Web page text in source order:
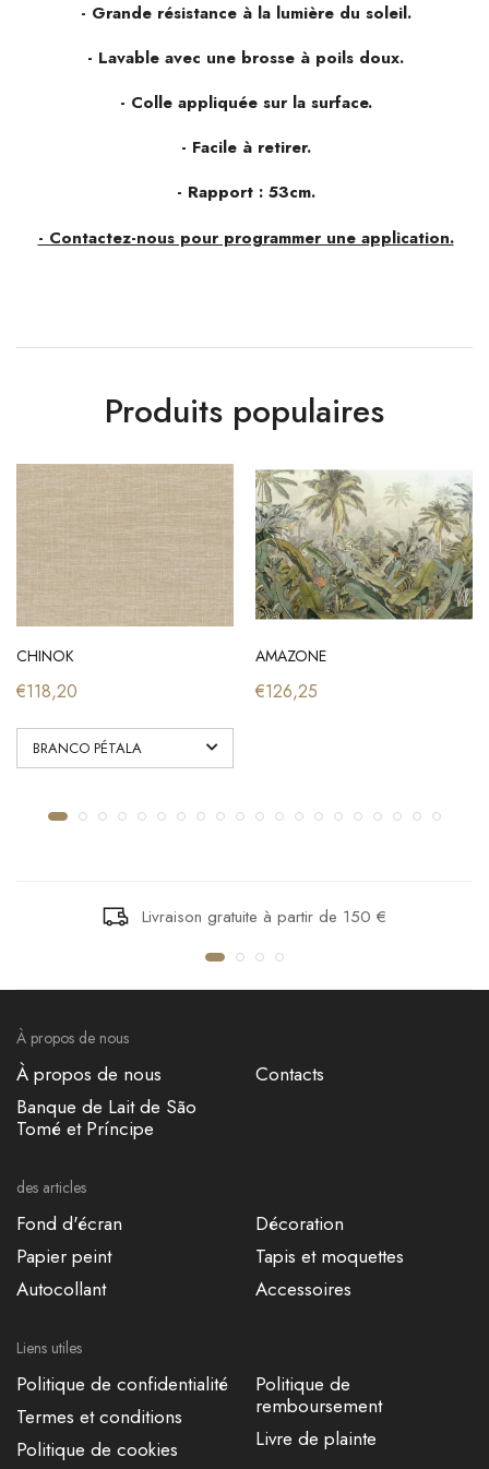
- Grande résistance à la lumière du soleil.
- Lavable avec une brosse à poils doux.
- Colle appliquée sur la surface.
- Facile à retirer.
- Rapport : 53cm.
- Contactez-nous pour programmer une application.
Produits populaires
CHINOK
€118,20
AMAZONE
€126,25
Livraison gratuite à partir de 150 €
À propos de nous
À propos de nous
Banque de Lait de São
Tomé et Príncipe
Contacts
des articles
Fond d'écran
Papier peint
Autocollant
Décoration
Tapis et moquettes
Accessoires
Liens utiles
Politique de confidentialité
Termes et conditions
Politique de cookies
Politique de
remboursement
Livre de plainte